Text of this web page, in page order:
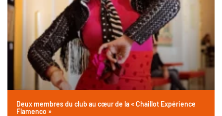
Deux membres du club au cœur de la « Chaillot Expérience
Flamenco »